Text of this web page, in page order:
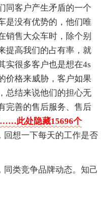
同客户产生矛盾的一个
是没有优势的，他们唯
销售大众车时，除个别
提高我们的占有率，就
实很多客户也是想在4s
价格来威胁，客户如果
总结来说他们的担心无
完善的售后服务、售后
……此处隐藏15696个
回想一下每天的工作是否
同类竞争品牌动态。知己